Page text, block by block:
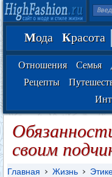
Мода Красота
Отношения Семья
Рецепты
своим
Главная Жизнь